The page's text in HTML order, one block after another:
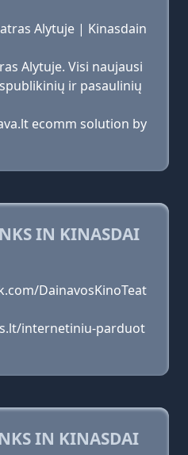
Alytuje | Kinasdain
Alytuje. Visi naujausi
ir pasaulinių
ecomm solution by
IN KINASDAI
DainavosKinoTeat
internetiniu-parduot
IN KINASDAI